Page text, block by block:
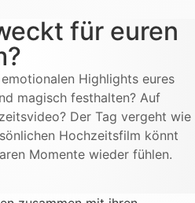
für euren
Highlights eures
magisch festhalten? Auf
Der Tag vergeht wie
Hochzeitsfilm könnt
Momente wieder fühlen.